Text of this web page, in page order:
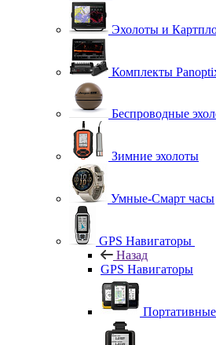
Эхолоты и
Комплекты
Беспроводные
Зимние эхолоты
Умные-Смарт часы
GPS Навигаторы
Назад
GPS Навигаторы